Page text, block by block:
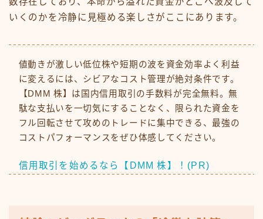
いくのかを冷静に見極める楽しさがここにあります。
値動きが激しい低位株や短期の波を資金効率よく利益
に変えるには、シビアなコスト管理が絶対条件です。
【DMM 株】は国内信用取引の手数料が完全無料。無
駄な支払いを一切気にすることなく、限られた資金を
フル回転させて攻めのトレードに集中できる、最強の
コストパフォーマンスをぜひ体感してください。
信用取引を始めるなら【DMM 株】！(PR)